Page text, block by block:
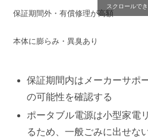
保証期間外・有償修理が高額
本体に膨らみ・異臭あり
スクロールで
保証期間内はメーカーサポ
の可能性を確認する
ポータブル電源は小型家電
るため、一般ごみに出せな